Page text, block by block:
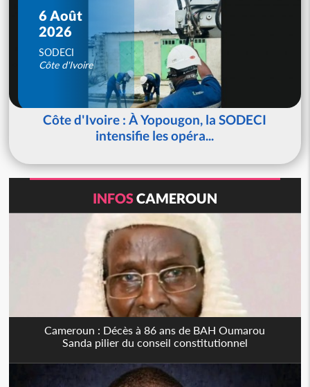
6 Août
2026
SODECI
Côte d'Ivoire
Côte d'Ivoire : À Yopougon, la SODECI
intensifie les opéra...
INFOSCAMEROUN
Cameroun : Décès à 86 ans de BAH Oumarou
Sanda pilier du conseil constitutionnel